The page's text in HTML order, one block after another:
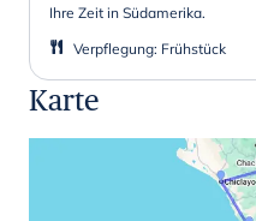
Ihre Zeit in Südamerika.
Verpflegung: Frühstück
Karte